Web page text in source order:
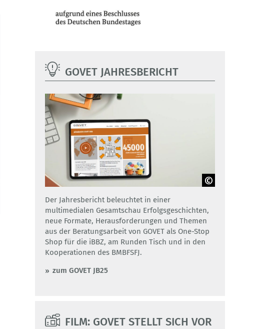
GOVET JAHRESBERICHT
Adobe Stock / GOVET
Der Jahresbericht beleuchtet in einer
multimedialen Gesamtschau Erfolgsgeschichten,
neue Formate, Herausforderungen und Themen
aus der Beratungsarbeit von GOVET als One-Stop
Shop für die iBBZ, am Runden Tisch und in den
Kooperationen des BMBFSFJ.
zum GOVET JB25
FILM: GOVET STELLT SICH VOR